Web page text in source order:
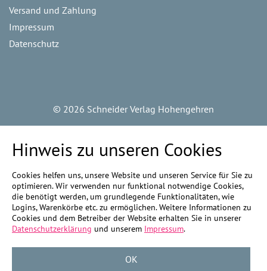
Versand und Zahlung
Impressum
Datenschutz
© 2026 Schneider Verlag Hohengehren
Hinweis zu unseren Cookies
Cookies helfen uns, unsere Website und unseren Service für Sie zu
optimieren. Wir verwenden nur funktional notwendige Cookies,
die benötigt werden, um grundlegende Funktionalitäten, wie
Logins, Warenkörbe etc. zu ermöglichen. Weitere Informationen zu
Cookies und dem Betreiber der Website erhalten Sie in unserer
Datenschutzerklärung und unserem Impressum.
OK